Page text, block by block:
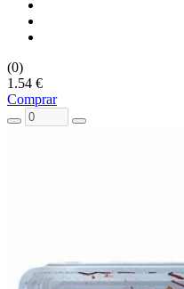
(0)
1.54 €
Comprar